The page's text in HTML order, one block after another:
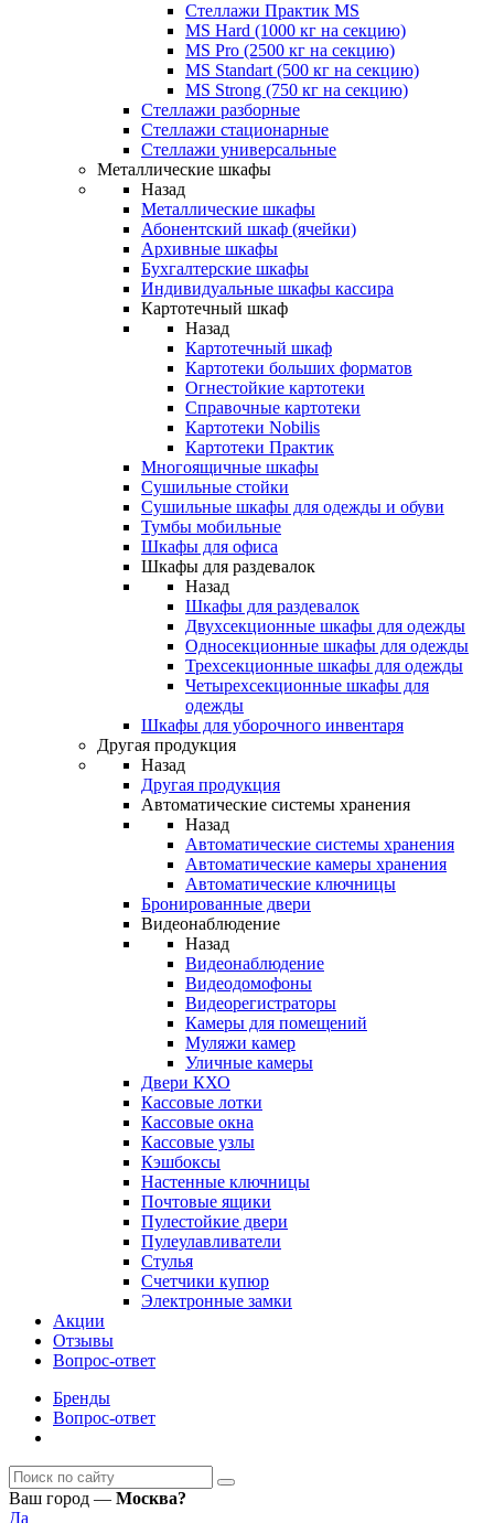
Стеллажи Практик MS
MS Hard (1000 кг на секцию)
MS Pro (2500 кг на секцию)
MS Standart (500 кг на секцию)
MS Strong (750 кг на секцию)
Стеллажи разборные
Стеллажи стационарные
Стеллажи универсальные
Металлические шкафы
Назад
Металлические шкафы
Абонентский шкаф (ячейки)
Архивные шкафы
Бухгалтерские шкафы
Индивидуальные шкафы кассира
Картотечный шкаф
Назад
Картотечный шкаф
Картотеки больших форматов
Огнестойкие картотеки
Справочные картотеки
Картотеки Nobilis
Картотеки Практик
Многоящичные шкафы
Сушильные стойки
Сушильные шкафы для одежды и обуви
Тумбы мобильные
Шкафы для офиса
Шкафы для раздевалок
Назад
Шкафы для раздевалок
Двухсекционные шкафы для одежды
Односекционные шкафы для одежды
Трехсекционные шкафы для одежды
Четырехсекционные шкафы для
одежды
Шкафы для уборочного инвентаря
Другая продукция
Назад
Другая продукция
Автоматические системы хранения
Назад
Автоматические системы хранения
Автоматические камеры хранения
Автоматические ключницы
Бронированные двери
Видеонаблюдение
Назад
Видеонаблюдение
Видеодомофоны
Видеорегистраторы
Камеры для помещений
Муляжи камер
Уличные камеры
Двери КХО
Кассовые лотки
Кассовые окна
Кассовые узлы
Кэшбоксы
Настенные ключницы
Почтовые ящики
Пулестойкие двери
Пулеулавливатели
Стулья
Счетчики купюр
Электронные замки
Акции
Отзывы
Вопрос-ответ
Бренды
Вопрос-ответ
Ваш город — Москва?
Да